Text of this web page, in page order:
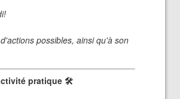
possibles, ainsi qu'à son
pratique🛠️